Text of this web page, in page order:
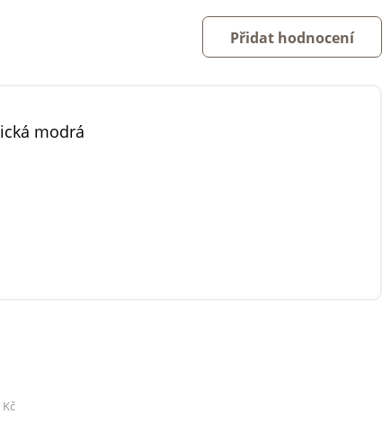
Přidat hodnocení
modrá
Kč